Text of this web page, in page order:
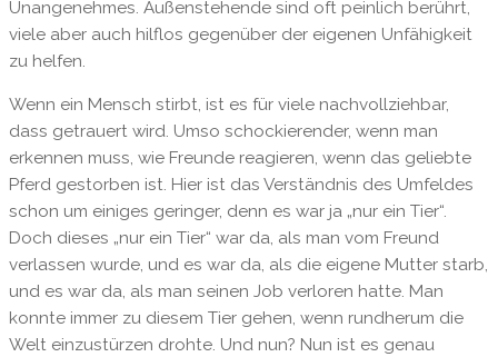
Unangenehmes. Außenstehende sind oft peinlich berührt,
viele aber auch hilflos gegenüber der eigenen Unfähigkeit
zu helfen.
Wenn ein Mensch stirbt, ist es für viele nachvollziehbar,
dass getrauert wird. Umso schockierender, wenn man
erkennen muss, wie Freunde reagieren, wenn das geliebte
Pferd gestorben ist. Hier ist das Verständnis des Umfeldes
schon um einiges geringer, denn es war ja „nur ein Tier“.
Doch dieses „nur ein Tier“ war da, als man vom Freund
verlassen wurde, und es war da, als die eigene Mutter starb,
und es war da, als man seinen Job verloren hatte. Man
konnte immer zu diesem Tier gehen, wenn rundherum die
Welt einzustürzen drohte. Und nun? Nun ist es genau